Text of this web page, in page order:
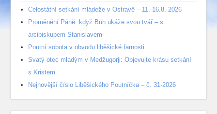
Celostátní setkání mládeže v Ostravě – 11.-16.8. 2026
Proměnění Páně: když Bůh ukáže svou tvář – s
arcibiskupem Stanislavem
Poutní sobota v obvodu liběšické farnosti
Svatý otec mladým v Medžugorji: Objevujte krásu setkání
s Kristem
Nejnovější číslo Liběšického Poutníčka – č. 31-2026